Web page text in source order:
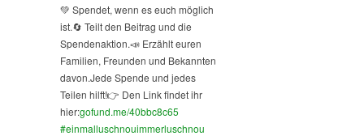
💚 Spendet, wenn es euch möglich
ist.🔄 Teilt den Beitrag und die
Spendenaktion.📣 Erzählt euren
Familien, Freunden und Bekannten
davon.Jede Spende und jedes
Teilen hilft!👉 Den Link findet ihr
hier:gofund.me/40bbc8c65
#einmalluschnouimmerluschnou